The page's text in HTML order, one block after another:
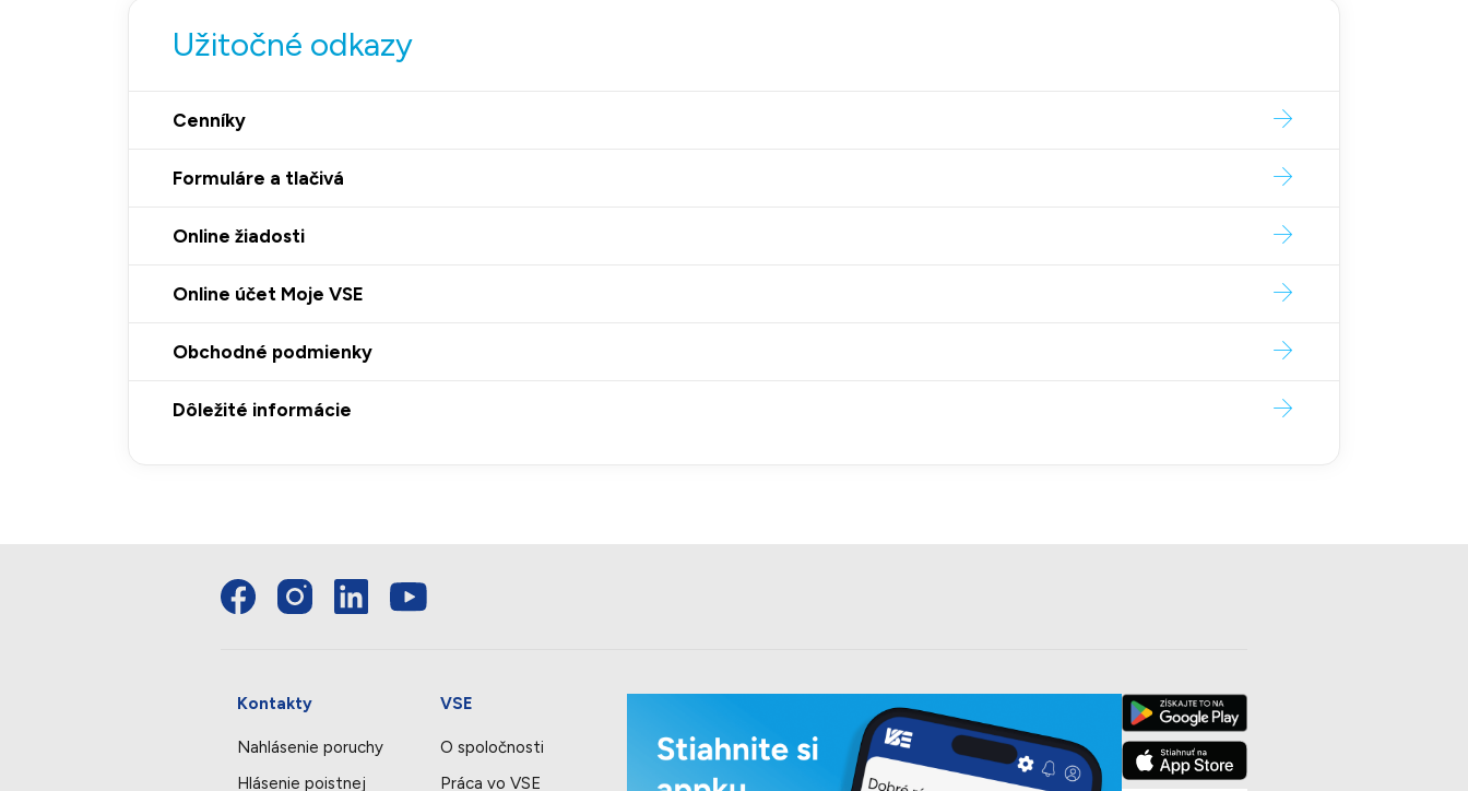
Užitočné odkazy
Cenníky
Formuláre a tlačivá
Online žiadosti
Online účet Moje VSE
Obchodné podmienky
Dôležité informácie
Kontakty
Nahlásenie poruchy
Hlásenie poistnej
VSE
O spoločnosti
Práca vo VSE